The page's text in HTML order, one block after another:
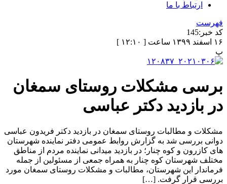
ارتباط با ما
فهرست
کد خبر:145
۱۶ اسفند ۱۳۹۹ ساعت [ ۱۲:۱۰ ]
پ
برسی مشکلات روستای سمغان
در بازدید دکتر عباسی
مشکلات و مطالبات روستای سمغان در بازدید دکتر فریدون عباسی
دوانی بررسی شد به گزارش روابط عمومی دفتر نماینده شهرستان
های کازرون و کوه چنار؛ در بازدید میدانی نماینده مردم از مناطق
مختلف شهرستان کوه چنار به همراه جمعی از مسئولین از جمله
فرماندار این شهرستان، مطالبات و مشکلات روستای سمغان مورد
بررسی قرار گرفت. […]